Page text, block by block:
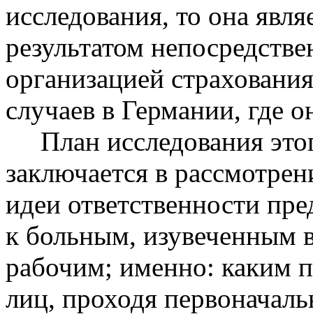
исследования, то она
результатом
организацией
случаев в Германии, где
План исследования
заключается в
идеи ответственности
к больным, изувеченным
рабочим; именно: каким
лиц, проходя